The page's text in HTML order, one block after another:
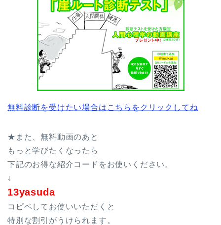
無料診断を受けたい場合はこちらをクリックしてね
★また、無料動画のあと
もっと学びたくなったら
下記のお得な紹介コードをお使いください。
↓
13yasuda
コピペしてお使いいただくと
特別な割引がうけられます。